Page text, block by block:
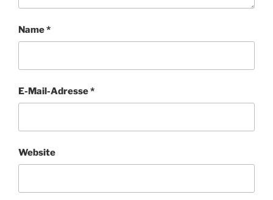
Name*
E-Mail-Adresse*
Website